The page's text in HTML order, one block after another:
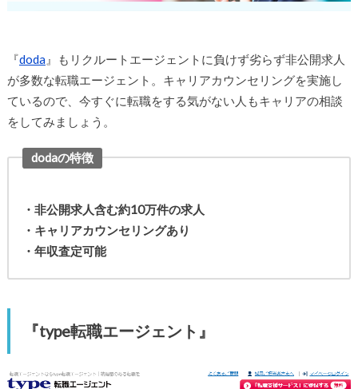
『doda』もリクルートエージェントに負けず劣らず非公開求人
が多数な転職エージェント。キャリアカウンセリングを実施し
ているので、今すぐに転職をする気がない人もキャリアの相談
をしてみましょう。
dodaの特徴
・非公開求人含む約10万件の求人
・キャリアカウンセリングあり
・年収査定可能
『type転職エージェント』